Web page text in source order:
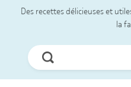
Des recettes délicieuses et
la
Chercher